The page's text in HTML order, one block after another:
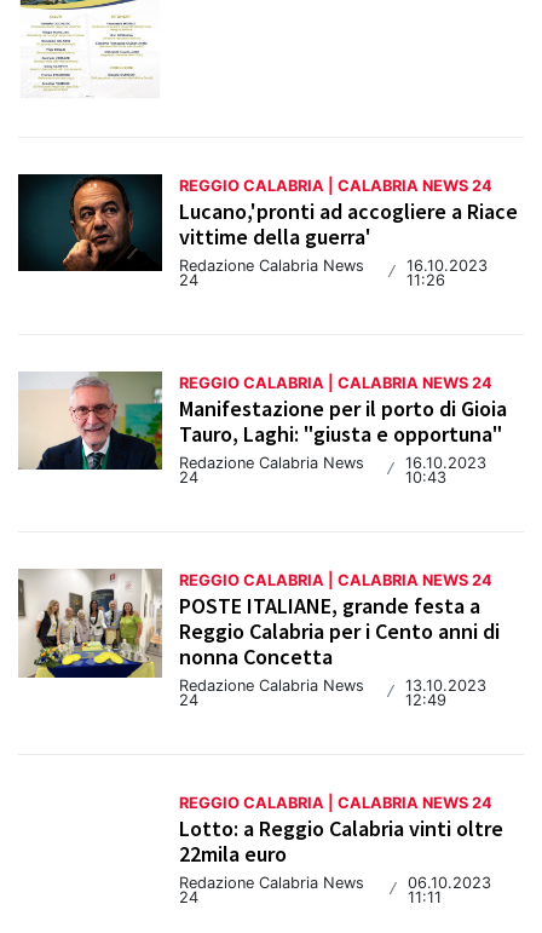
REGGIO CALABRIA | CALABRIA NEWS 24
Lucano,'pronti ad accogliere a Riace
vittime della guerra'
Redazione Calabria News
24
/ 16.10.2023
11:26
REGGIO CALABRIA | CALABRIA NEWS 24
Manifestazione per il porto di Gioia
Tauro, Laghi: "giusta e opportuna"
Redazione Calabria News
24
/ 16.10.2023
10:43
REGGIO CALABRIA | CALABRIA NEWS 24
POSTE ITALIANE, grande festa a
Reggio Calabria per i Cento anni di
nonna Concetta
Redazione Calabria News
24
/ 13.10.2023
12:49
REGGIO CALABRIA | CALABRIA NEWS 24
Lotto: a Reggio Calabria vinti oltre
22mila euro
Redazione Calabria News
24
/ 06.10.2023
11:11